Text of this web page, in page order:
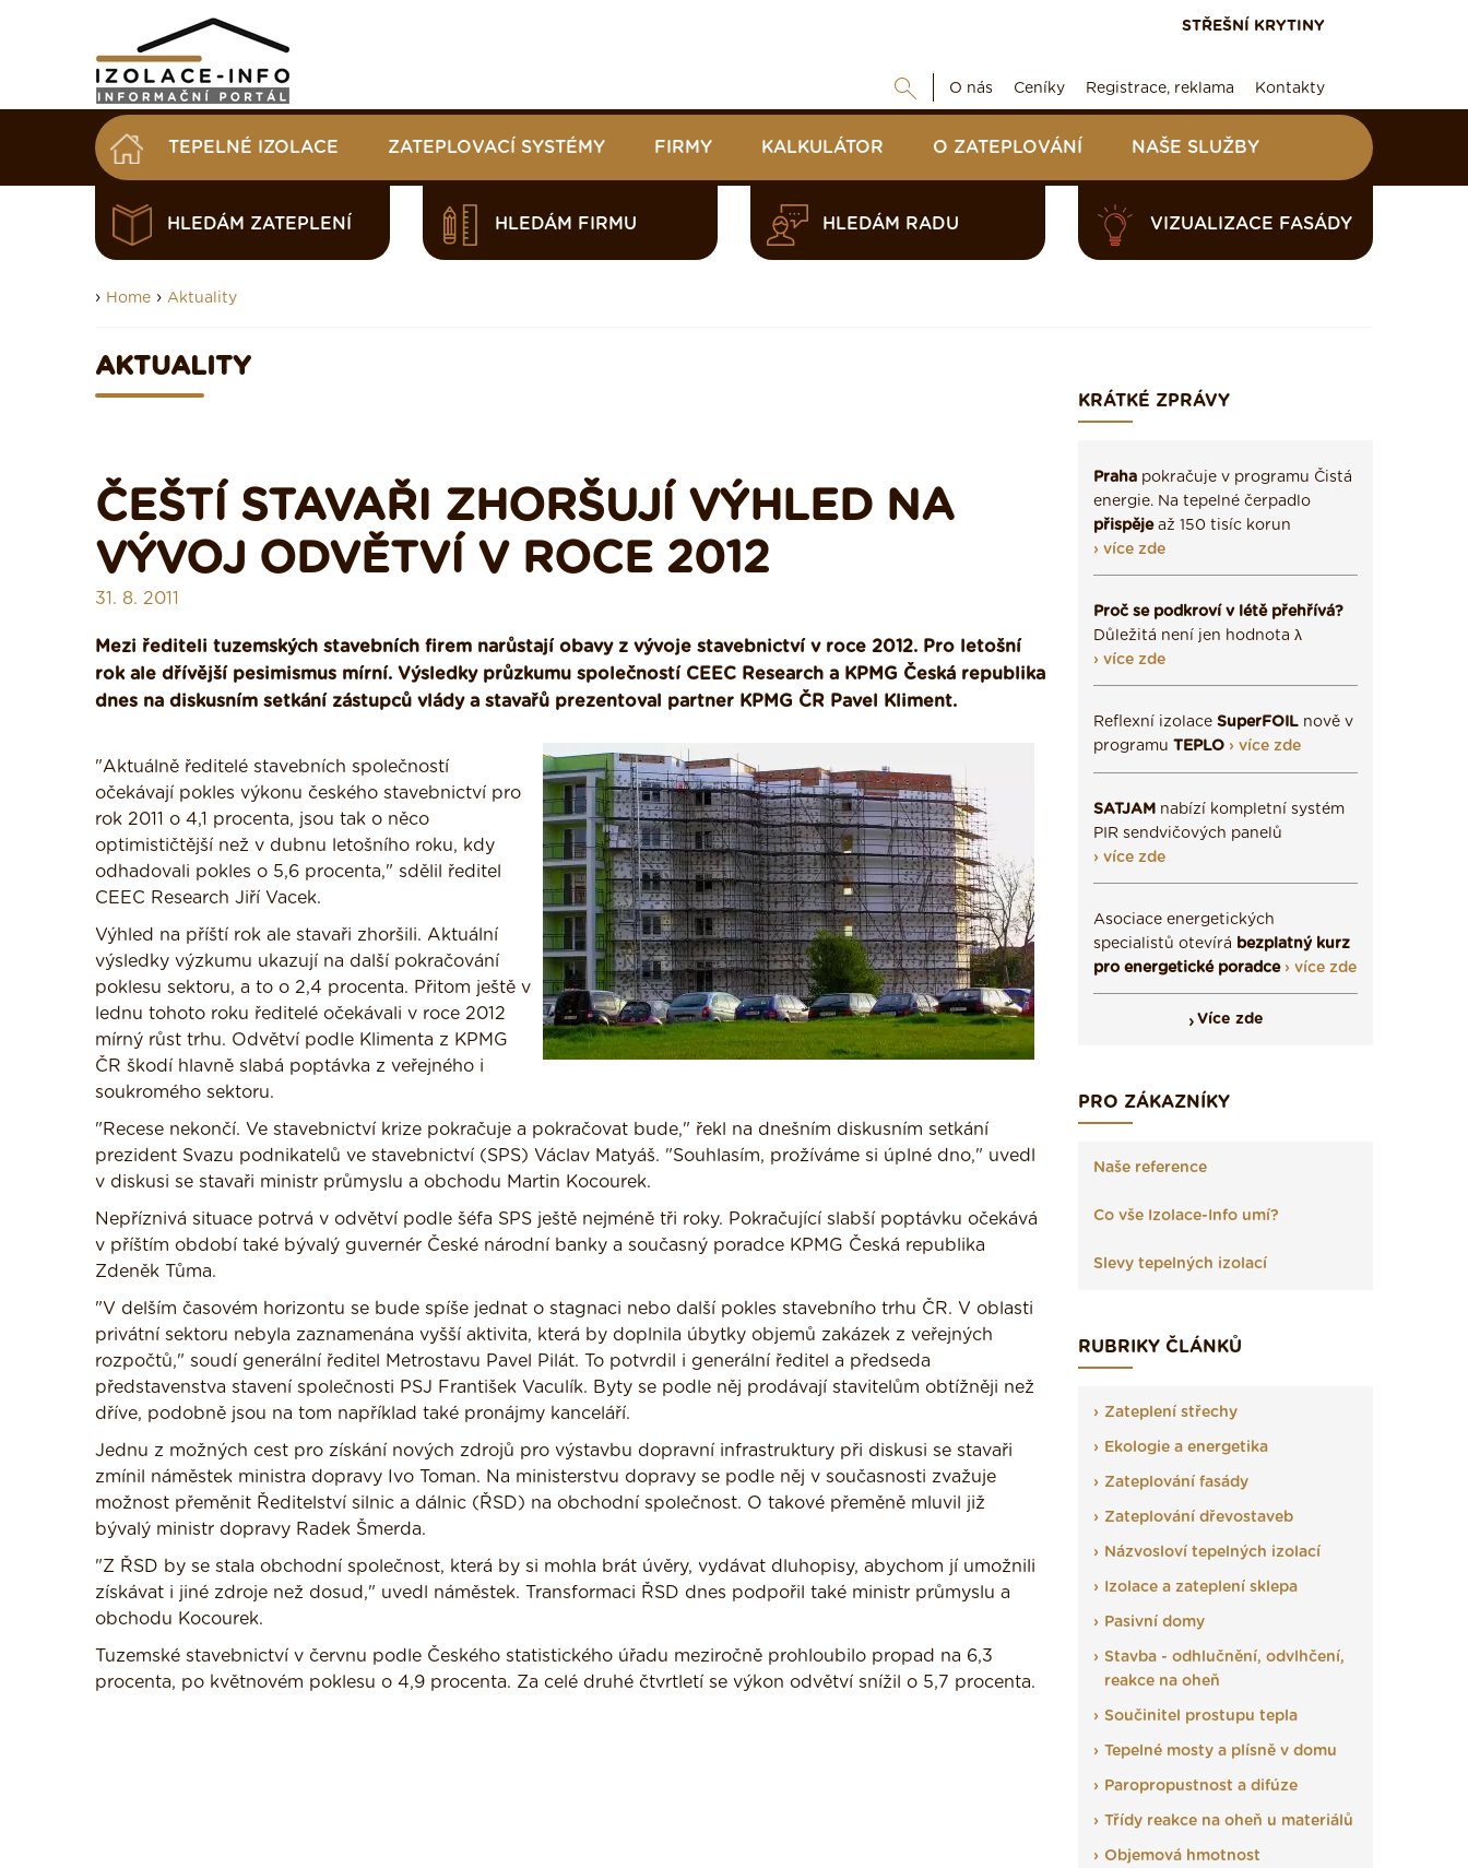
STŘEŠNÍ KRYTINY
O nás Ceníky Registrace, reklama Kontakty
TEPELNÉ IZOLACE ZATEPLOVACÍ SYSTÉMY FIRMY KALKULÁTOR O ZATEPLOVÁNÍ NAŠE SLUŽBY
HLEDÁM ZATEPLENÍ HLEDÁM FIRMU HLEDÁM RADU VIZUALIZACE FASÁDY
› Home › Aktuality
AKTUALITY
ČEŠTÍ STAVAŘI ZHORŠUJÍ VÝHLED NA
VÝVOJ ODVĚTVÍ V ROCE 2012
31. 8. 2011
Mezi řediteli tuzemských stavebních firem narůstají obavy z vývoje stavebnictví v roce 2012. Pro letošní
rok ale dřívější pesimismus mírní. Výsledky průzkumu společností CEEC Research a KPMG Česká republika
dnes na diskusním setkání zástupců vlády a stavařů prezentoval partner KPMG ČR Pavel Kliment.
"Aktuálně ředitelé stavebních společností
očekávají pokles výkonu českého stavebnictví pro
rok 2011 o 4,1 procenta, jsou tak o něco
optimističtější než v dubnu letošního roku, kdy
odhadovali pokles o 5,6 procenta," sdělil ředitel
CEEC Research Jiří Vacek.
Výhled na příští rok ale stavaři zhoršili. Aktuální
výsledky výzkumu ukazují na další pokračování
poklesu sektoru, a to o 2,4 procenta. Přitom ještě v
lednu tohoto roku ředitelé očekávali v roce 2012
mírný růst trhu. Odvětví podle Klimenta z KPMG
ČR škodí hlavně slabá poptávka z veřejného i
soukromého sektoru.
"Recese nekončí. Ve stavebnictví krize pokračuje a pokračovat bude," řekl na dnešním diskusním setkání
prezident Svazu podnikatelů ve stavebnictví (SPS) Václav Matyáš. "Souhlasím, prožíváme si úplné dno," uvedl
v diskusi se stavaři ministr průmyslu a obchodu Martin Kocourek.
Nepříznivá situace potrvá v odvětví podle šéfa SPS ještě nejméně tři roky. Pokračující slabší poptávku očekává
v příštím období také bývalý guvernér České národní banky a současný poradce KPMG Česká republika
Zdeněk Tůma.
"V delším časovém horizontu se bude spíše jednat o stagnaci nebo další pokles stavebního trhu ČR. V oblasti
privátní sektoru nebyla zaznamenána vyšší aktivita, která by doplnila úbytky objemů zakázek z veřejných
rozpočtů," soudí generální ředitel Metrostavu Pavel Pilát. To potvrdil i generální ředitel a předseda
představenstva stavení společnosti PSJ František Vaculík. Byty se podle něj prodávají stavitelům obtížněji než
dříve, podobně jsou na tom například také pronájmy kanceláří.
Jednu z možných cest pro získání nových zdrojů pro výstavbu dopravní infrastruktury při diskusi se stavaři
zmínil náměstek ministra dopravy Ivo Toman. Na ministerstvu dopravy se podle něj v současnosti zvažuje
možnost přeměnit Ředitelství silnic a dálnic (ŘSD) na obchodní společnost. O takové přeměně mluvil již
bývalý ministr dopravy Radek Šmerda.
"Z ŘSD by se stala obchodní společnost, která by si mohla brát úvěry, vydávat dluhopisy, abychom jí umožnili
získávat i jiné zdroje než dosud," uvedl náměstek. Transformaci ŘSD dnes podpořil také ministr průmyslu a
obchodu Kocourek.
Tuzemské stavebnictví v červnu podle Českého statistického úřadu meziročně prohloubilo propad na 6,3
procenta, po květnovém poklesu o 4,9 procenta. Za celé druhé čtvrtletí se výkon odvětví snížil o 5,7 procenta.
KRÁTKÉ ZPRÁVY
Praha pokračuje v programu Čistá
energie. Na tepelné čerpadlo
přispějeaž 150 tisíc korun
› více zde
Proč se podkroví v létě přehřívá?
Důležitá není jen hodnota λ
› více zde
Reflexní izolace SuperFOIL nově v
programu TEPLO › více zde
SATJAM nabízí kompletní systém
PIR sendvičových panelů
› více zde
Asociace energetických
specialistů otevírá bezplatný kurz
pro energetické poradce › více zde
Více zde
PRO ZÁKAZNÍKY
Naše reference
Co vše Izolace-Info umí?
Slevy tepelných izolací
RUBRIKY ČLÁNKŮ
Zateplení střechy
Ekologie a energetika
Zateplování fasády
Zateplování dřevostaveb
Názvosloví tepelných izolací
Izolace a zateplení sklepa
Pasivní domy
Stavba - odhlučnění, odvlhčení,
reakce na oheň
Součinitel prostupu tepla
Tepelné mosty a plísně v domu
Paropropustnost a difúze
Třídy reakce na oheň u materiálů
Objemová hmotnost